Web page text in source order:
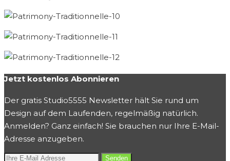
Jetzt kostenlos Abonnieren
Der gratis Studio5555 Newsletter hält Sie rund um
Design auf dem Laufenden, regelmäßig natürlich.
Anmelden? Ganz einfach! Sie brauchen nur Ihre E-Mail-
Adresse anzugeben.